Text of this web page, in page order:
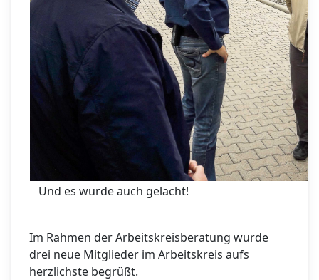
Und es wurde auch gelacht!
Im Rahmen der Arbeitskreisberatung wurde
drei neue Mitglieder im Arbeitskreis aufs
herzlichste begrüßt.